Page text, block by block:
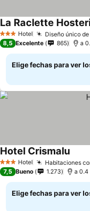
3 Estrellas
Hotel Diseño único
La Raclette
8,5 Excelente 865 a
Elige fechas para ver
3 Estrellas
Hotel Habitaciones
Hotel Crismalu
7,5 Bueno 1.273 a 0.4
Elige fechas para ver